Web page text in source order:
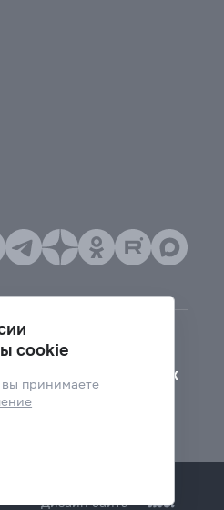
для слабовидящих
Дизайн сайта —
cookie
вы принимаете